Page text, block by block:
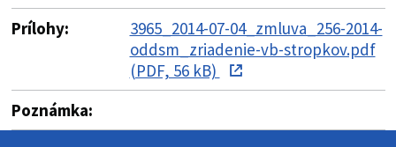
Prílohy:
3965_2014-07-04_zmluva_256-2014-
oddsm_zriadenie-vb-stropkov.pdf
(PDF, 56 kB)
Poznámka: